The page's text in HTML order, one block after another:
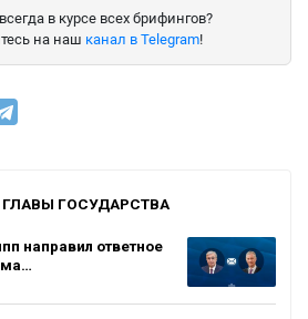
в курсе всех брифингов?
на наш канал в Telegram!
ГОСУДАРСТВА
направил ответное